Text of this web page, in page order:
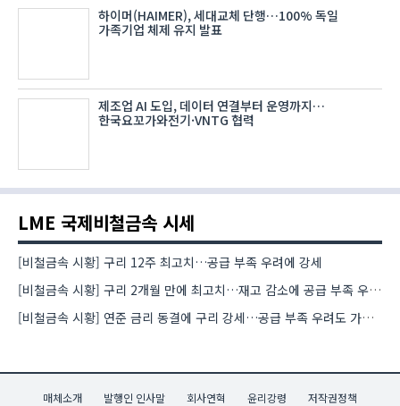
하이머(HAIMER), 세대교체 단행…100% 독일
가족기업 체제 유지 발표
제조업 AI 도입, 데이터 연결부터 운영까지…
한국요꼬가와전기·VNTG 협력
LME 국제비철금속 시세
[비철금속 시황] 구리 12주 최고치…공급 부족 우려에 강세
[비철금속 시황] 구리 2개월 만에 최고치…재고 감소에 공급 부족 우려 확대
[비철금속 시황] 연준 금리 동결에 구리 강세…공급 부족 우려도 가격 지지
매체소개 발행인 인사말 회사연혁 윤리강령
저작권정책